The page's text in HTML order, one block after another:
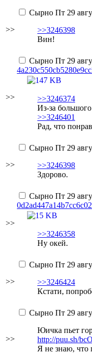
>>
Сырно Пт 29
>>3246398
Вин!
>>
Сырно Пт 29
>>3246374
Из-за
>>3246401
Рад, что
>>
Сырно Пт 29
>>3246398
Здорово.
>>
Сырно Пт 29
>>3246358
Ну окей.
>>
Сырно Пт 29
>>3246424
Кстати,
>>
Сырно Пт 29
Юичка пьет
http://puu.sh/
Я не знаю, что